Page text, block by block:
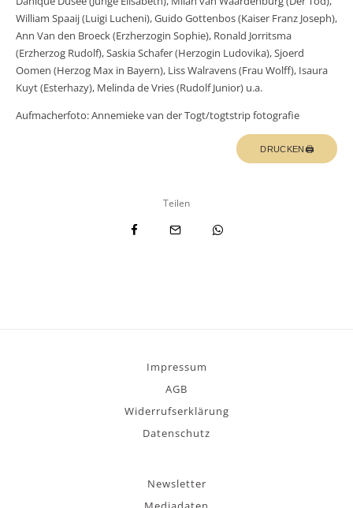
William Spaaij (Luigi Lucheni), Guido Gottenbos (Kaiser Franz Joseph),
Ann Van den Broeck (Erzherzogin Sophie), Ronald Jorritsma
(Erzherzog Rudolf), Saskia Schafer (Herzogin Ludovika), Sjoerd
Oomen (Herzog Max in Bayern), Liss Walravens (Frau Wolff), Isaura
Kuyt (Esterhazy), Melinda de Vries (Rudolf Junior) u.a.
Aufmacherfoto: Annemieke van der Togt/togtstrip fotografie
DRUCKEN🖨
Teilen
Impressum
AGB
Widerrufserklärung
Datenschutz
Newsletter